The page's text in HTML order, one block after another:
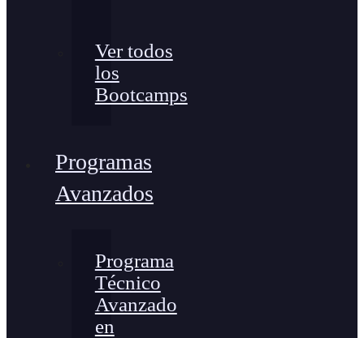
Ver todos
los
Bootcamps
Programas
Avanzados
Programa
Técnico
Avanzado
en